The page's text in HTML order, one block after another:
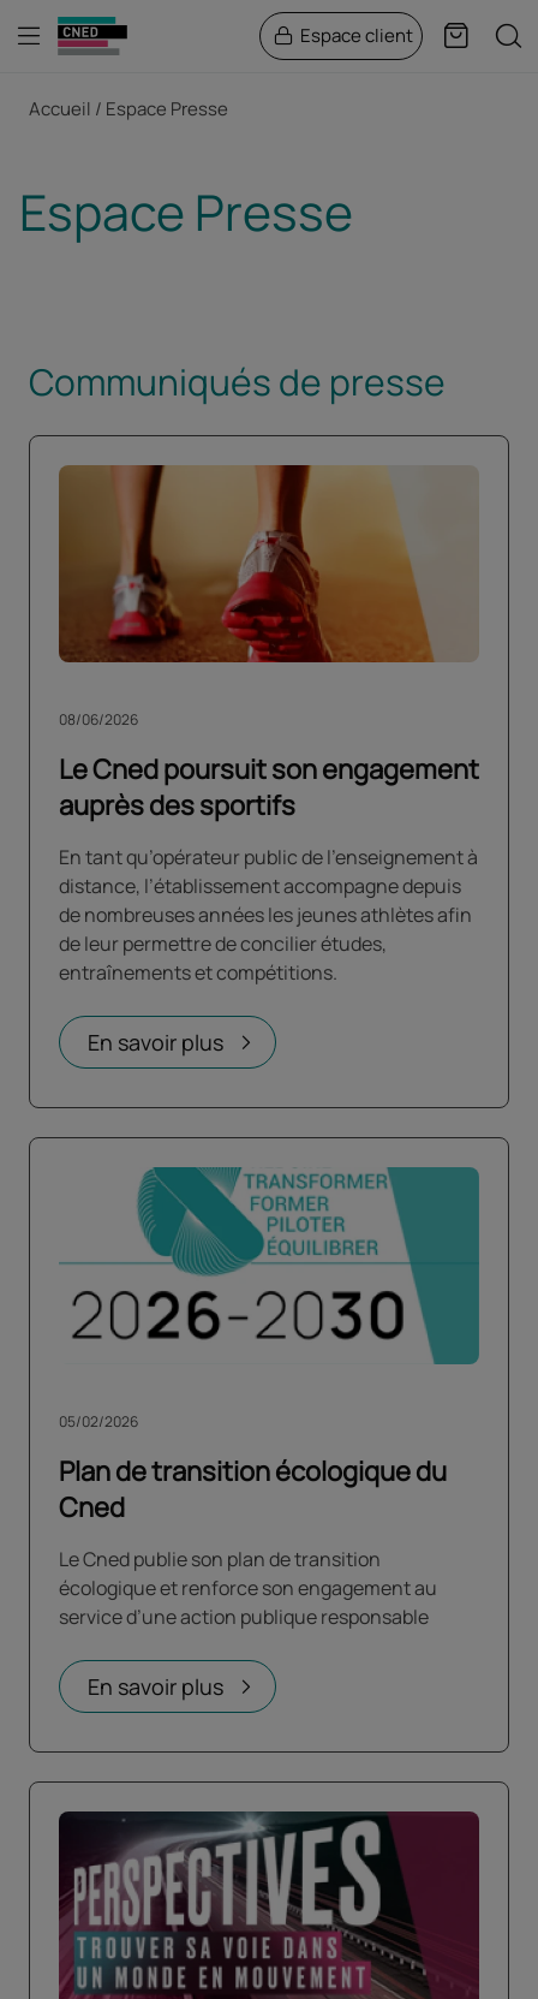
Menu Espace client Panier
Accueil Espace Presse
Espace Presse
Communiqués de presse
Le Cned poursuit son engagement
auprès des sportifs
08/06/2026
En tant qu’opérateur public de l’enseignement à
distance, l’établissement accompagne depuis
de nombreuses années les jeunes athlètes afin
de leur permettre de concilier études,
entraînements et compétitions.
En savoir plus
Plan de transition écologique du
Cned
05/02/2026
Le Cned publie son plan de transition
écologique et renforce son engagement au
service d’une action publique responsable
En savoir plus